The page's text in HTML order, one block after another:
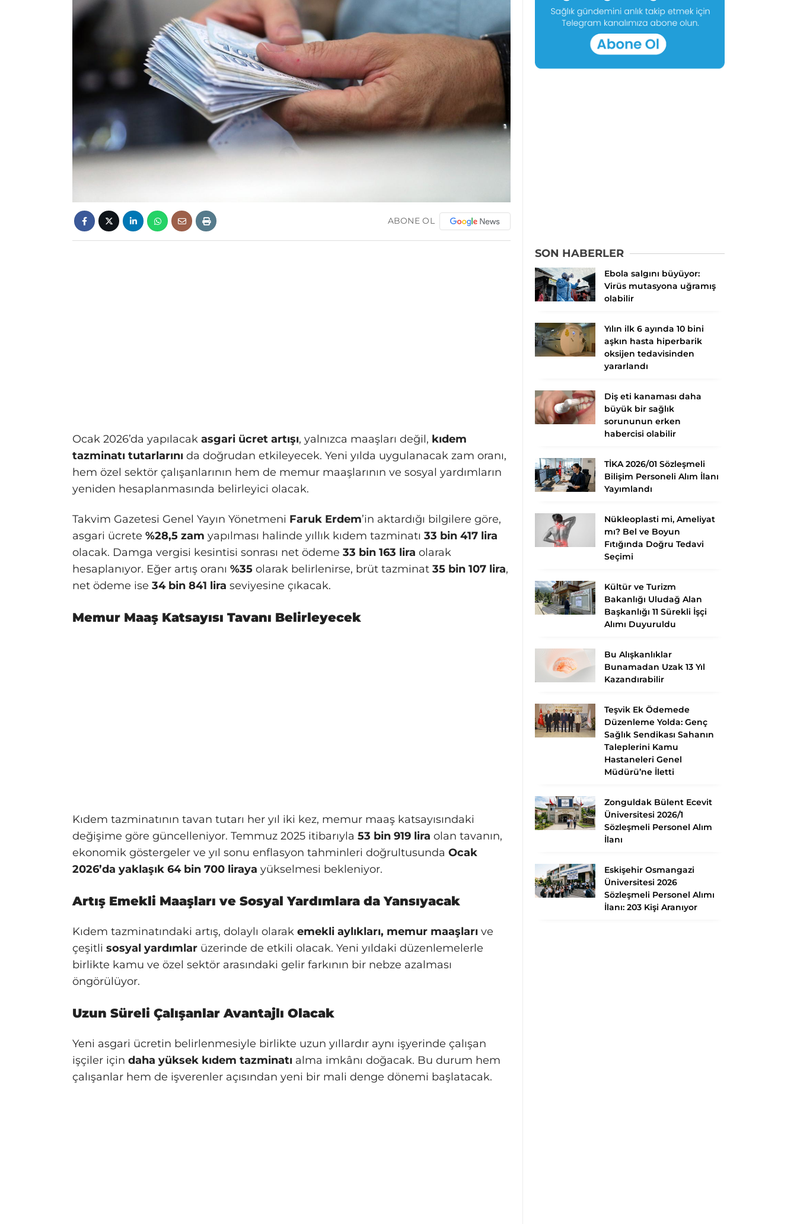
ABONE OL
Ocak 2026’da yapılacak asgari ücret artışı, yalnızca maaşları değil, kıdem
tazminatı tutarlarını da doğrudan etkileyecek. Yeni yılda uygulanacak zam oranı,
hem özel sektör çalışanlarının hem de memur maaşlarının ve sosyal yardımların
yeniden hesaplanmasında belirleyici olacak.
Takvim Gazetesi Genel Yayın Yönetmeni Faruk Erdem’in aktardığı bilgilere göre,
asgari ücrete %28,5 zam yapılması halinde yıllık kıdem tazminatı 33 bin 417 lira
olacak. Damga vergisi kesintisi sonrası net ödeme 33 bin 163 lira olarak
hesaplanıyor. Eğer artış oranı %35 olarak belirlenirse, brüt tazminat 35 bin 107 lira,
net ödeme ise 34 bin 841 lira seviyesine çıkacak.
Memur Maaş Katsayısı Tavanı Belirleyecek
Kıdem tazminatının tavan tutarı her yıl iki kez, memur maaş katsayısındaki
değişime göre güncelleniyor. Temmuz 2025 itibarıyla 53 bin 919 lira olan tavanın,
ekonomik göstergeler ve yıl sonu enflasyon tahminleri doğrultusunda Ocak
2026’da yaklaşık 64 bin 700 liraya yükselmesi bekleniyor.
Artış Emekli Maaşları ve Sosyal Yardımlara da Yansıyacak
Kıdem tazminatındaki artış, dolaylı olarak emekli aylıkları, memur maaşları ve
çeşitli sosyal yardımlar üzerinde de etkili olacak. Yeni yıldaki düzenlemelerle
birlikte kamu ve özel sektör arasındaki gelir farkının bir nebze azalması
öngörülüyor.
Uzun Süreli Çalışanlar Avantajlı Olacak
Yeni asgari ücretin belirlenmesiyle birlikte uzun yıllardır aynı işyerinde çalışan
işçiler için daha yüksek kıdem tazminatı alma imkânı doğacak. Bu durum hem
çalışanlar hem de işverenler açısından yeni bir mali denge dönemi başlatacak.
SON HABERLER
Ebola salgını büyüyor:
Virüs mutasyona uğramış
olabilir
Yılın ilk 6 ayında 10 bini
aşkın hasta hiperbarik
oksijen tedavisinden
yararlandı
Diş eti kanaması daha
büyük bir sağlık
sorununun erken
habercisi olabilir
TİKA 2026/01 Sözleşmeli
Bilişim Personeli Alım İlanı
Yayımlandı
Nükleoplasti mi, Ameliyat
mı? Bel ve Boyun
Fıtığında Doğru Tedavi
Seçimi
Kültür ve Turizm
Bakanlığı Uludağ Alan
Başkanlığı 11 Sürekli İşçi
Alımı Duyuruldu
Bu Alışkanlıklar
Bunamadan Uzak 13 Yıl
Kazandırabilir
Teşvik Ek Ödemede
Düzenleme Yolda: Genç
Sağlık Sendikası Sahanın
Taleplerini Kamu
Hastaneleri Genel
Müdürü’ne İletti
Zonguldak Bülent Ecevit
Üniversitesi 2026/1
Sözleşmeli Personel Alım
İlanı
Eskişehir Osmangazi
Üniversitesi 2026
Sözleşmeli Personel Alımı
İlanı: 203 Kişi Aranıyor